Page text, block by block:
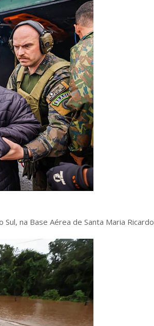
na Base Aérea de Santa Maria Ricardo